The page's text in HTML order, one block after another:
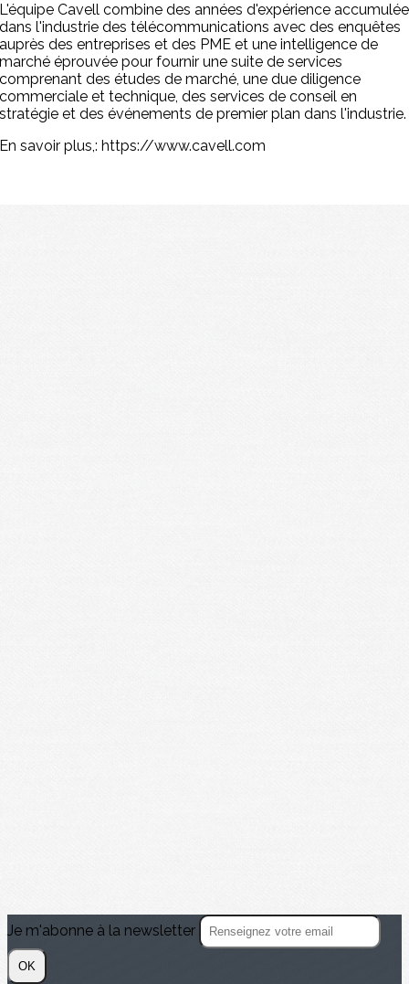
Cavell combine des années d'expérience accumulée
l'industrie des télécommunications avec des enquêtes
des entreprises et des PME et une intelligence de
éprouvée pour fournir une suite de services
des études de marché, une due diligence
et technique, des services de conseil en
et des événements de premier plan dans l'industrie.
savoir plus,: https://www.cavell.com
Je m'abonne à la newsletter
OK